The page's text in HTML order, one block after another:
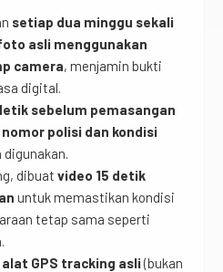
setiap dua minggu sekali
asli menggunakan
camera, menjamin bukti
digital.
sebelum pemasangan
nomor polisi dan kondisi
digunakan.
dibuat video 15 detik
untuk memastikan kondisi
tetap sama seperti
alat GPS tracking asli(bukan